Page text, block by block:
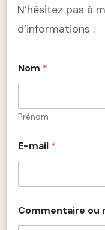
N’hésitez pas à
d’informations :
Nom *
Prénom
E-mail *
Commentaire ou